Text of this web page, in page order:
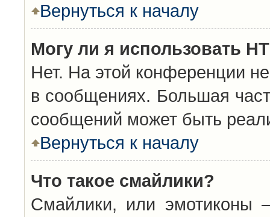
Вернуться к началу
Могу ли я использовать
Нет. На этой конференции
в сообщениях. Большая
сообщений может быть
Вернуться к началу
Что такое смайлики?
Смайлики, или эмотиконы